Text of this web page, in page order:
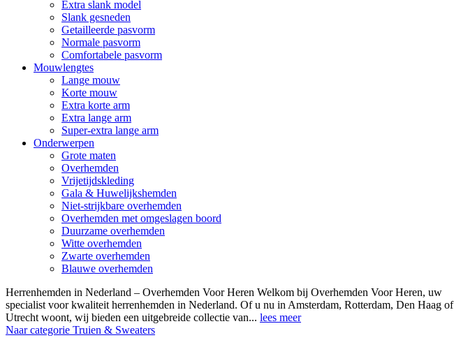
Extra slank model
Slank gesneden
Getailleerde pasvorm
Normale pasvorm
Comfortabele pasvorm
Mouwlengtes
Lange mouw
Korte mouw
Extra korte arm
Extra lange arm
Super-extra lange arm
Onderwerpen
Grote maten
Overhemden
Vrijetijdskleding
Gala & Huwelijkshemden
Niet-strijkbare overhemden
Overhemden met omgeslagen boord
Duurzame overhemden
Witte overhemden
Zwarte overhemden
Blauwe overhemden
Herrenhemden in Nederland – Overhemden Voor Heren Welkom bij Overhemden Voor Heren, uw
specialist voor kwaliteit herrenhemden in Nederland. Of u nu in Amsterdam, Rotterdam, Den Haag of
Utrecht woont, wij bieden een uitgebreide collectie van... lees meer
Naar categorie Truien & Sweaters